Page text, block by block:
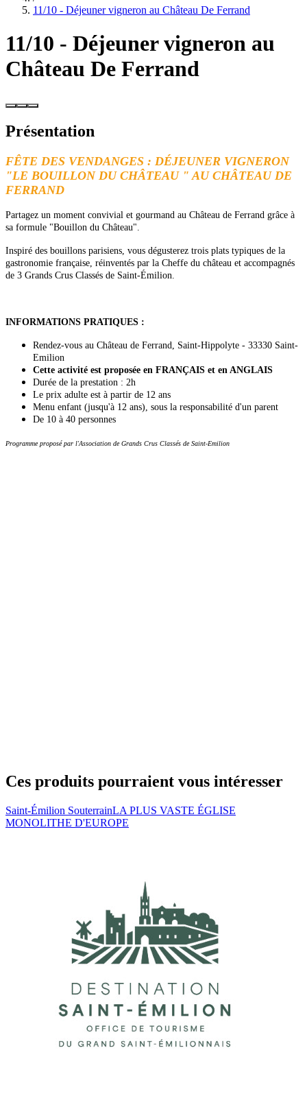
11/10 - Déjeuner vigneron au Château De Ferrand
11/10 - Déjeuner vigneron au
Château De Ferrand
Présentation
FÊTE DES VENDANGES : DÉJEUNER VIGNERON
"LE BOUILLON DU CHÂTEAU " AU CHÂTEAU DE
FERRAND
Partagez un moment convivial et gourmand au Château de Ferrand grâce à
sa formule "Bouillon du Château".
Inspiré des bouillons parisiens, vous dégusterez trois plats typiques de la
gastronomie française, réinventés par la Cheffe du château et accompagnés
de 3 Grands Crus Classés de Saint-Émilion.
INFORMATIONS PRATIQUES :
Rendez-vous au Château de Ferrand, Saint-Hippolyte - 33330 Saint-
Emilion
Cette activité est proposée en FRANÇAIS et en ANGLAIS
Durée de la prestation : 2h
Le prix adulte est à partir de 12 ans
Menu enfant (jusqu'à 12 ans), sous la responsabilité d'un parent
De 10 à 40 personnes
Programme proposé par l'Association de Grands Crus Classés de Saint-Emilion
Ces produits pourraient vous intéresser
Saint-Émilion SouterrainLA PLUS VASTE ÉGLISE
MONOLITHE D'EUROPE